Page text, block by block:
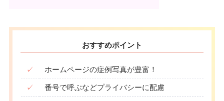
おすすめポイント
✓ ホームページの症例写真が豊富！
✓ 番号で呼ぶなどプライバシーに配慮